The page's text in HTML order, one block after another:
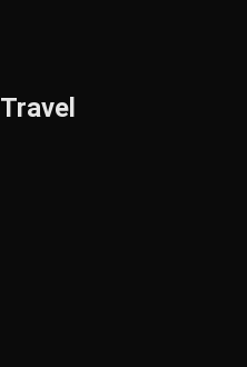
Travel